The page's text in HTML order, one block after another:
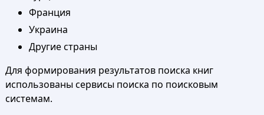
Франция
Украина
Другие страны
Для формирования результатов поиска книг
использованы сервисы поиска по поисковым
системам.